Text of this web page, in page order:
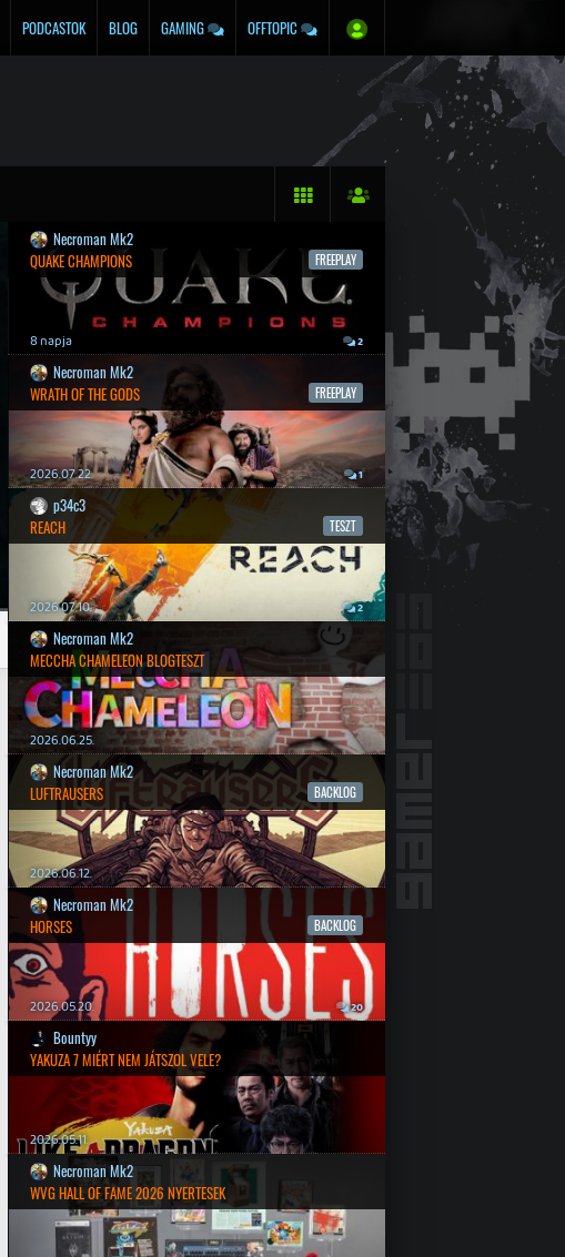
PODCASTOK BLOG GAMING OFFTOPIC
Necroman Mk2
QUAKE CHAMPIONS
FREEPLAY
8 napja 2
Necroman Mk2
WRATH OF THE GODS
FREEPLAY
2026.07.22. 1
p34c3
REACH
TESZT
2026.07.10. 2
Necroman Mk2
MECCHA CHAMELEON BLOGTESZT
2026.06.25.
Necroman Mk2
LUFTRAUSERS
BACKLOG
2026.06.12.
Necroman Mk2
HORSES
BACKLOG
2026.05.20. 20
Bountyy
YAKUZA 7 MIÉRT NEM JÁTSZOL VELE?
2026.05.11.
Necroman Mk2
WVG HALL OF FAME 2026 NYERTESEK